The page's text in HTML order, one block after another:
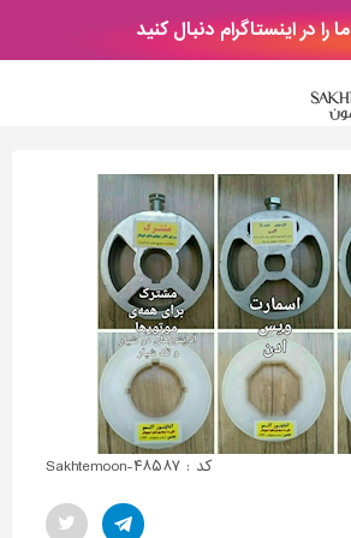
ما را در اینستاگرام دنبال کنید
کد : Sakhtemoon-۴۸۵۸۷